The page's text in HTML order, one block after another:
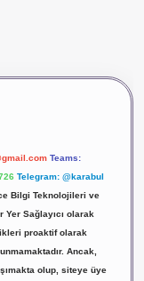
Teams:
Telegram: @karabul
Bilgi Teknolojileri ve
Yer Sağlayıcı olarak
proaktif olarak
Ancak,
olup, siteye üye